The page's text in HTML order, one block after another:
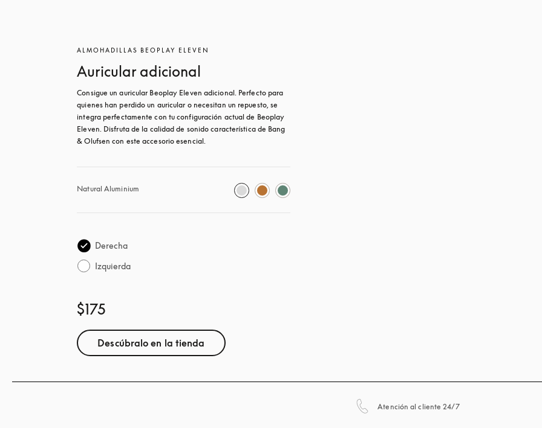
ALMOHADILLAS BEOPLAY ELEVEN
Auricular adicional
Consigue un auricular Beoplay Eleven adicional. Perfecto para
quienes han perdido un auricular o necesitan un repuesto, se
integra perfectamente con tu configuración actual de Beoplay
Eleven. Disfruta de la calidad de sonido característica de Bang
& Olufsen con este accesorio esencial.
Natural Aluminium
Derecha
Izquierda
$175
Descúbralo en la tienda
Atención al cliente 24/7apertura en una pestaña